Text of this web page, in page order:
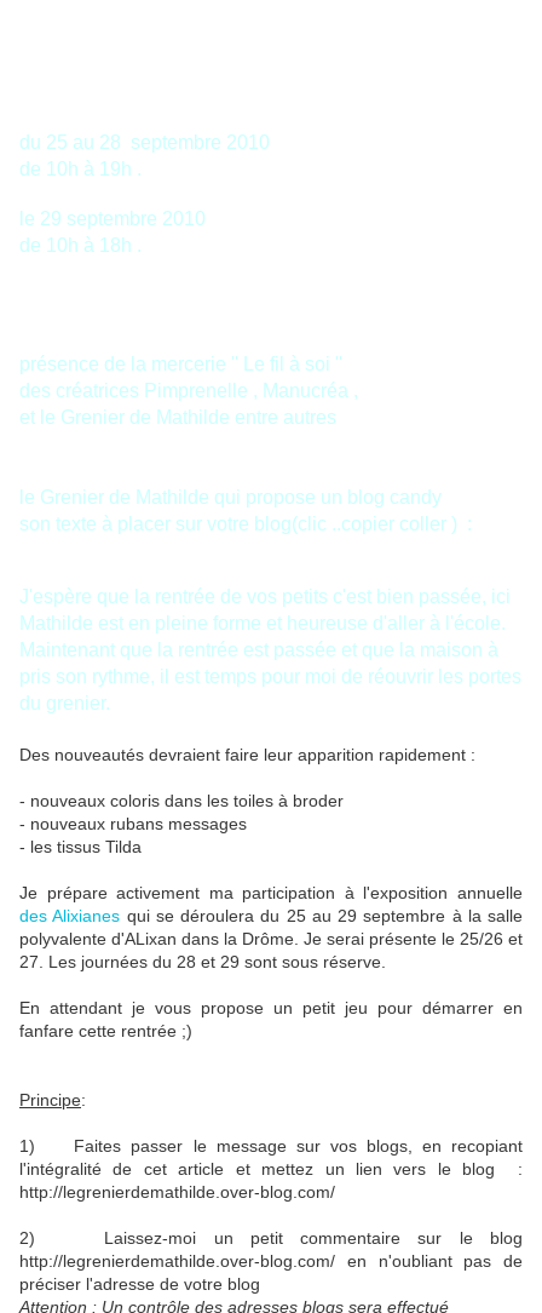
du 25 au 28 septembre 2010
de 10h à 19h .
le 29 septembre 2010
de 10h à 18h .
présence de la mercerie '' Le fil à soi ''
des créatrices Pimprenelle , Manucréa ,
et le Grenier de Mathilde entre autres
le Grenier de Mathilde qui propose un blog candy
son texte à placer sur votre blog(clic ..copier coller ) :
J'espère que la rentrée de vos petits c'est bien passée, ici
Mathilde est en pleine forme et heureuse d'aller à l'école.
Maintenant que la rentrée est passée et que la maison à
pris son rythme, il est temps pour moi de réouvrir les portes
du grenier.
Des nouveautés devraient faire leur apparition rapidement :
- nouveaux coloris dans les toiles à broder
- nouveaux rubans messages
- les tissus Tilda
Je prépare activement ma participation à l'exposition annuelle
des Alixianes qui se déroulera du 25 au 29 septembre à la salle
polyvalente d'ALixan dans la Drôme. Je serai présente le 25/26 et
27. Les journées du 28 et 29 sont sous réserve.
En attendant je vous propose un petit jeu pour démarrer en
fanfare cette rentrée ;)
Principe:
1) Faites passer le message sur vos blogs, en recopiant
l'intégralité de cet article et mettez un lien vers le blog :
http://legrenierdemathilde.over-blog.com/
2) Laissez-moi un petit commentaire sur le blog
http://legrenierdemathilde.over-blog.com/ en n'oubliant pas de
préciser l'adresse de votre blog
Attention : Un contrôle des adresses blogs sera effectué